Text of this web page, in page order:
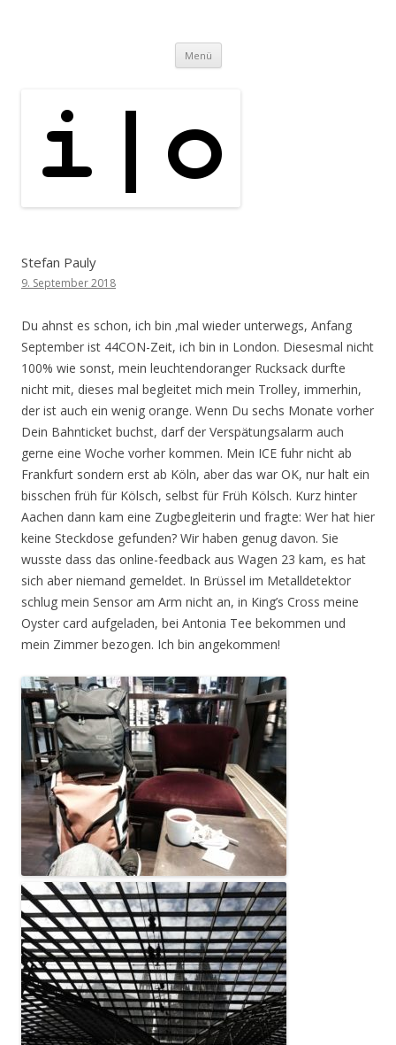
Menü Zum
springen
Stefan Pauly
9. September 2018
Du ahnst es schon, ich bin ‚mal wieder unterwegs, Anfang
September ist 44CON-Zeit, ich bin in London. Diesesmal nicht
100% wie sonst, mein leuchtendoranger Rucksack durfte
nicht mit, dieses mal begleitet mich mein Trolley, immerhin,
der ist auch ein wenig orange. Wenn Du sechs Monate vorher
Dein Bahnticket buchst, darf der Verspätungsalarm auch
gerne eine Woche vorher kommen. Mein ICE fuhr nicht ab
Frankfurt sondern erst ab Köln, aber das war OK, nur halt ein
bisschen früh für Kölsch, selbst für Früh Kölsch. Kurz hinter
Aachen dann kam eine Zugbegleiterin und fragte: Wer hat hier
keine Steckdose gefunden? Wir haben genug davon. Sie
wusste dass das online-feedback aus Wagen 23 kam, es hat
sich aber niemand gemeldet. In Brüssel im Metalldetektor
schlug mein Sensor am Arm nicht an, in King’s Cross meine
Oyster card aufgeladen, bei Antonia Tee bekommen und
mein Zimmer bezogen. Ich bin angekommen!